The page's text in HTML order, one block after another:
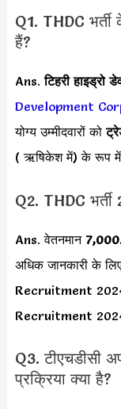
Q1. THDC भर्ती
हैं?
Ans.टिहरी हाइड्रो
Development
योग्य उम्मीदवारों को
( ऋषिकेश में) के रूप में
Q2. THDC
Ans. वेतनमान7,000
अधिक जानकारी के
Recruitment
Recruitment
Q3. टीएचडीसी
प्रक्रिया क्या है?